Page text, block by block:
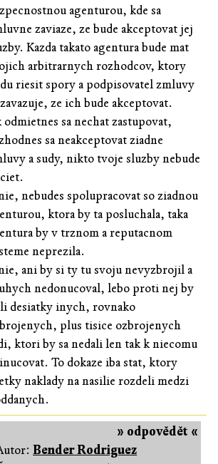
agenturou, kde sa
zaviaze, ze bude akceptovat jej
Kazda takato agentura bude mat
arbitrarnych rozhodcov, ktory
riesit spory a podpisovatel zmluvy
ze ich bude akceptovat.
odmietnes sa nechat zastupovat,
sa neakceptovat ziadne
a sudy, nikto tvoje sluzby nebude
nebudes spolupracovat so ziadnou
ktora by ta posluchala, taka
by v trznom a reputacnom
neprezila.
ani by si ty tu svoju nevyzbrojil a
nedonucoval, lebo proti nej by
desiatky inych, rovnako
plus tisice ozbrojenych
ktori by sa nedali len tak k niecomu
To dokaze iba stat, ktory
naklady na nasilie rozdeli medzi
» odpovědět «
Bender Rodriguez